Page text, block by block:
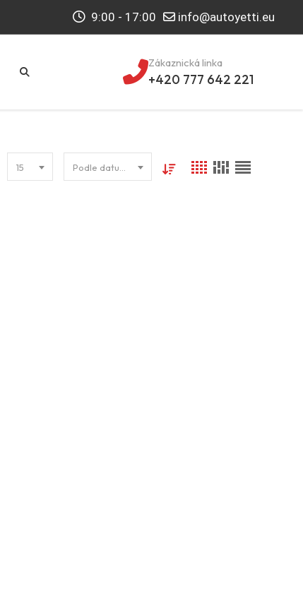
9:00 - 17:00 info@autoyetti.eu
Zákaznická linka
+420 777 642 221
15